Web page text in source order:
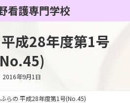
成28年度第1号
2016年9月1日
らの 平成28年度第1号(No.45)